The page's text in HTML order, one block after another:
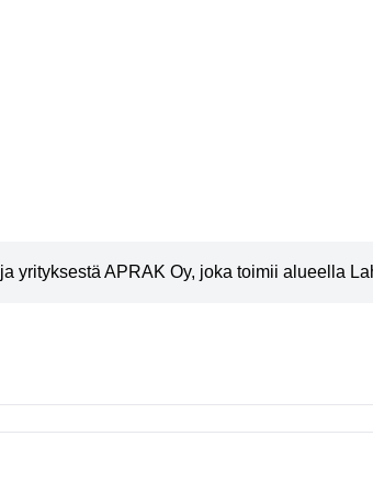
yrityksestä APRAK Oy, joka toimii alueella